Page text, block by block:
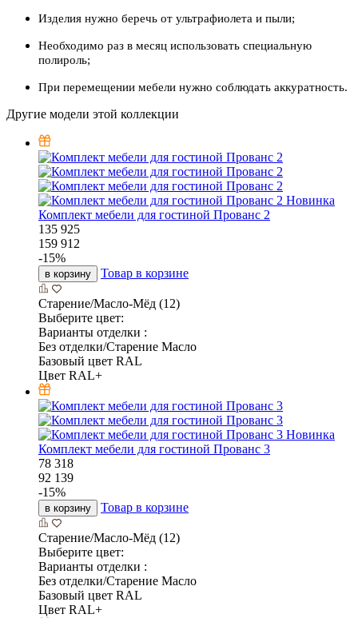
Изделия нужно беречь от ультрафиолета и пыли;
Необходимо раз в месяц использовать специальную
полироль;
При перемещении мебели нужно соблюдать аккуратность.
Другие модели этой коллекции
Новинка
Комплект мебели для гостиной Прованс 2
135 925
159 912
-15%
в корзину Товар в корзине
Старение/Масло-Мёд (12)
Выберите цвет:
Варианты отделки :
Без отделки/Старение Масло
Базовый цвет RAL
Цвет RAL+
Новинка
Комплект мебели для гостиной Прованс 3
78 318
92 139
-15%
в корзину Товар в корзине
Старение/Масло-Мёд (12)
Выберите цвет:
Варианты отделки :
Без отделки/Старение Масло
Базовый цвет RAL
Цвет RAL+